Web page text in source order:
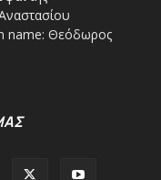
name: Θεόδωρος